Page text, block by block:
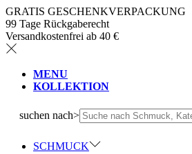
GRATIS GESCHENKVERPACKUNG
99 Tage Rückgaberecht
Versandkostenfrei ab 40 €
MENU
KOLLEKTION
suchen nach>
SCHMUCK